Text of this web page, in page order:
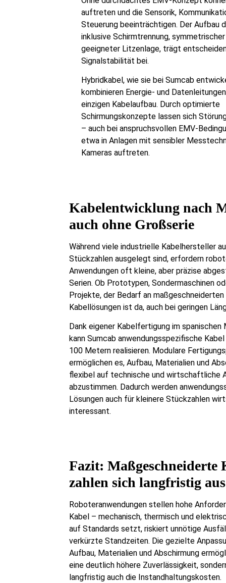
auftreten und die Sensorik,
Steuerung beeinträchtigen. Der Aufbau
inklusive Schirmtrennung,
geeigneter Litzenlage, trägt
Signalstabilität bei.
Hybridkabel, wie sie bei Sumcab
kombinieren Energie- und
einzigen Kabelaufbau. Durch optimierte
Schirmungskonzepte lassen sich
– auch bei anspruchsvollen EMV-
etwa in Anlagen mit sensibler
Kameras auftreten.
Kabelentwicklung nach
auch ohne Großserie
Während viele industrielle Kabelhersteller
Stückzahlen ausgelegt sind, erfordern
Anwendungen oft kleine, aber präzise
Serien. Ob Prototypen, Sondermaschinen
Projekte, der Bedarf an maßgeschneiderten
Kabellösungen ist da, auch bei geringen
Dank eigener Kabelfertigung im
kann Sumcab anwendungsspezifische
100 Metern realisieren. Modulare
ermöglichen es, Aufbau, Materialien und
flexibel auf technische und wirtschaftliche
abzustimmen. Dadurch werden
Lösungen auch für kleinere Stückzahlen
interessant.
Fazit: Maßgeschneiderte
zahlen sich langfristig aus
Roboteranwendungen stellen hohe
Kabel – mechanisch, thermisch und
auf Standards setzt, riskiert unnötige
verkürzte Standzeiten. Die gezielte
Aufbau, Materialien und Abschirmung
eine deutlich höhere Zuverlässigkeit,
langfristig auch die Instandhaltungskosten.